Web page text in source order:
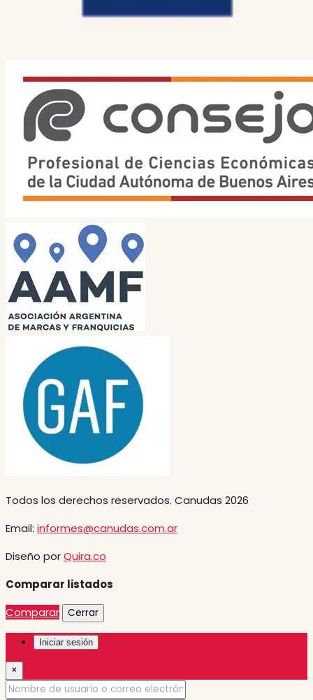
Todos los derechos reservados. Canudas 2026
Email: informes@canudas.com.ar
Diseño porQuira.co
Comparar listados
Comparar
Cerrar
Iniciar sesión
×